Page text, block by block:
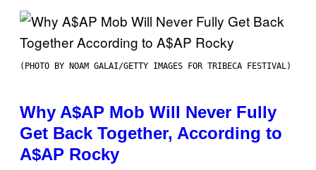
(PHOTO BY NOAM GALAI/GETTY IMAGES FOR TRIBECA FESTIVAL)
Why A$AP Mob Will Never Fully
Get Back Together, According to
A$AP Rocky